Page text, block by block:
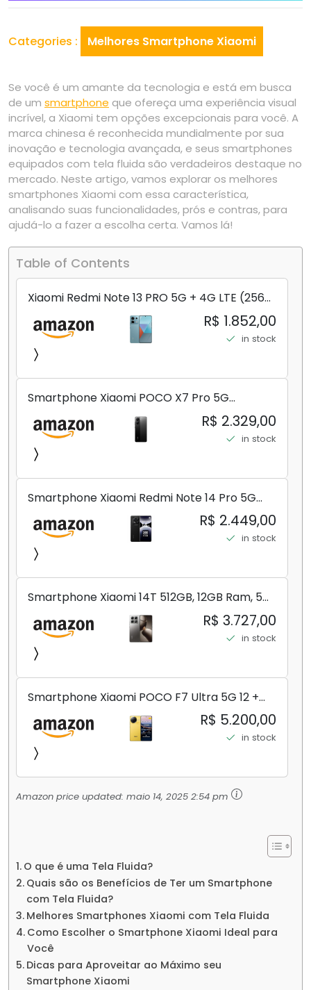
Categories : Melhores Smartphone Xiaomi
Se você é um amante da tecnologia e está em busca
de um smartphone que ofereça uma experiência visual
incrível, a Xiaomi tem opções excepcionais para você. A
marca chinesa é reconhecida mundialmente por sua
inovação e tecnologia avançada, e seus smartphones
equipados com tela fluida são verdadeiros destaque no
mercado. Neste artigo, vamos explorar os melhores
smartphones Xiaomi com essa característica,
analisando suas funcionalidades, prós e contras, para
ajudá-lo a fazer a escolha certa. Vamos lá!
Table of Contents
Xiaomi Redmi Note 13 PRO 5G + 4G LTE (256
GB + 8 GB) 200 MP Triplo (Mobile Mint Tello
e) + (Pacote de carregador duplo de carro
rápido) (Ocean Teal (ROM))
R$ 1.852,00
in stock
Smartphone Xiaomi POCO X7 Pro 5G
8+256GB/12+256GB/12+512GB
R$ 2.329,00
in stock
Smartphone Xiaomi Redmi Note 14 Pro 5G
Midnight Black (Preto) 12GB RAM 512GB ROM
NFC [ 24090RA29G ]
R$ 2.449,00
in stock
Smartphone Xiaomi 14T 512GB, 12GB Ram, 5G,
Leica, Cinza - no Brasil
R$ 3.727,00
in stock
Smartphone Xiaomi POCO F7 Ultra 5G 12 +
256GB/16+512GB Processador Snapdragon 8
Elite Top de Linha Chip VisionBoost D7 para
Jogos Pesados Tela Flow AMOLED 2K...
R$ 5.200,00
in stock
Amazon price updated: maio 14, 2025 2:54 pm
O que é uma Tela Fluida?
Quais são os Benefícios de Ter um Smartphone
com Tela Fluida?
Melhores Smartphones Xiaomi com Tela Fluida
Como Escolher o Smartphone Xiaomi Ideal para
Você
Dicas para Aproveitar ao Máximo seu
Smartphone Xiaomi